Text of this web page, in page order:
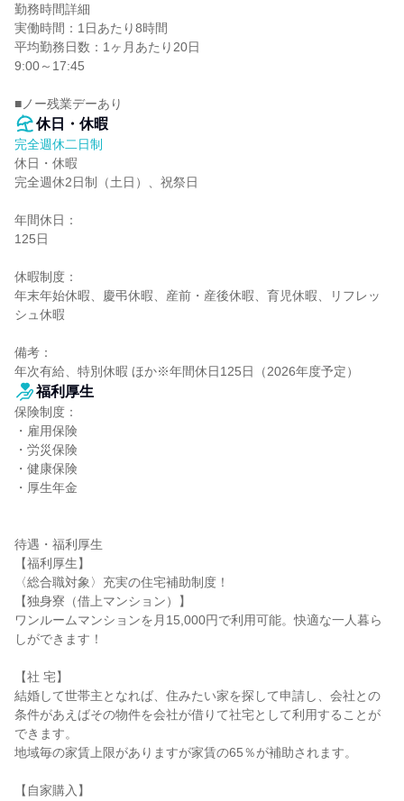
勤務時間詳細
実働時間：1日あたり8時間
平均勤務日数：1ヶ月あたり20日
9:00～17:45
■ノー残業デーあり
休日・休暇
完全週休二日制
休日・休暇
完全週休2日制（土日）、祝祭日
年間休日：
125日
休暇制度：
年末年始休暇、慶弔休暇、産前・産後休暇、育児休暇、リフレッ
シュ休暇
備考：
年次有給、特別休暇 ほか※年間休日125日（2026年度予定）
福利厚生
保険制度：
・雇用保険
・労災保険
・健康保険
・厚生年金
待遇・福利厚生
【福利厚生】
〈総合職対象〉充実の住宅補助制度！
【独身寮（借上マンション）】
ワンルームマンションを月15,000円で利用可能。快適な一人暮ら
しができます！
【社 宅】
結婚して世帯主となれば、住みたい家を探して申請し、会社との
条件があえばその物件を会社が借りて社宅として利用することが
できます。
地域毎の家賃上限がありますが家賃の65％が補助されます。
【自家購入】